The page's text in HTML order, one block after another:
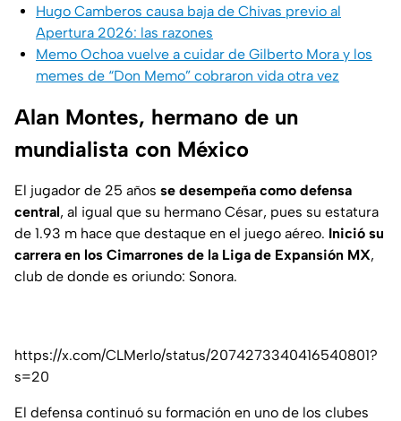
Hugo Camberos causa baja de Chivas previo al
Apertura 2026: las razones
Memo Ochoa vuelve a cuidar de Gilberto Mora y los
memes de “Don Memo” cobraron vida otra vez
Alan Montes, hermano de un
mundialista con México
El jugador de 25 años se desempeña como defensa
central, al igual que su hermano César, pues su estatura
de 1.93 m hace que destaque en el juego aéreo. Inició su
carrera en los Cimarrones de la Liga de Expansión MX,
club de donde es oriundo: Sonora.
https://x.com/CLMerlo/status/2074273340416540801?
s=20
El defensa continuó su formación en uno de los clubes